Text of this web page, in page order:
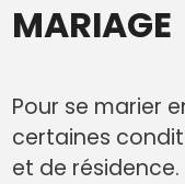
MARIAGE
Pour se marier
certaines
et de résidence.